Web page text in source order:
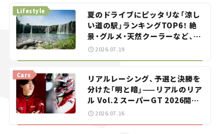
夏のドライブにピッタリな「涼し
い道の駅」ランキングTOP6！ 絶
景・グルメ・天然クーラーなど、避
暑におすすめのスポットを紹介
【道の駅マニアの推し駅ガイド】
Lifestyle
2026.07.19
リアルレーシング、予選と決勝を
分けた「明と暗」——リアルのリア
ル Vol.2 スーパーGT 2026開幕
戦 岡山国際サーキット
Cars
2026.07.16